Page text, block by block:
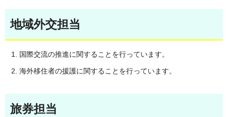
地域外交担当
国際交流の推進に関することを行っています。
海外移住者の援護に関することを行っています。
旅券担当